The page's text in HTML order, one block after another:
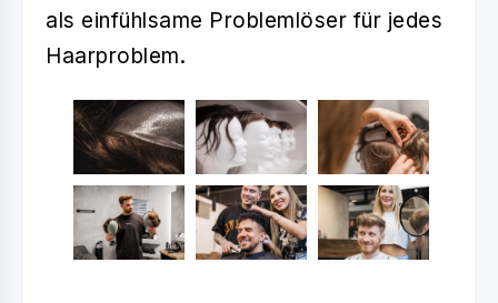
als einfühlsame Problemlöser für jedes
Haarproblem.